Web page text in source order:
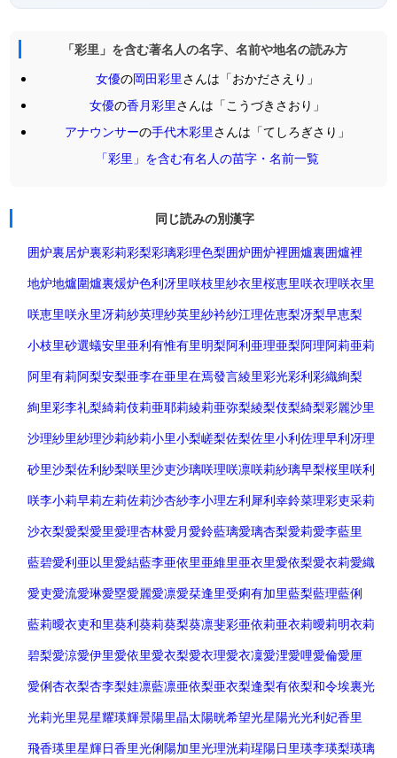
「彩里」を含む著名人の名字、名前や地名の読み方
女優の岡田彩里さんは「おかださえり」
女優の香月彩里さんは「こうづきさおり」
アナウンサーの手代木彩里さんは「てしろぎさり」
「彩里」を含む有名人の苗字・名前一覧
同じ読みの別漢字
囲炉裏居炉裏彩莉彩梨彩璃彩理色梨囲炉囲炉裡囲爐裏囲爐裡
地炉地爐圍爐裏煖炉色利冴里咲枝里紗衣里桜恵里咲衣理咲衣里
咲恵里咲永里冴莉紗英理紗英里紗衿紗江理佐恵梨冴梨早恵梨
小枝里砂選蟻安里亜利有惟有里明梨阿利亜理亜梨阿理阿莉亜莉
阿里有莉阿梨安梨亜李在亜里在焉發言綾里彩光彩利彩織絢梨
絢里彩李礼梨綺莉伎莉亜耶莉綾莉亜弥梨綾梨伎梨綺梨彩麗沙里
沙理紗里紗理沙莉紗莉小里小梨嵯梨佐梨佐里小利佐理早利冴理
砂里沙梨佐利紗梨咲里沙吏沙璃咲理咲凛咲莉紗璃早梨桜里咲利
咲李小莉早莉左莉佐莉沙杏紗李小理左利犀利幸鈴菜理彩吏采莉
沙衣梨愛梨愛里愛理杏林愛月愛鈴藍璃愛璃杏梨愛莉愛李藍里
藍碧愛利亜以里愛結藍李亜依里亜維里亜衣里愛依梨愛衣莉愛織
愛吏愛流愛琳愛塁愛麗愛凛愛栞逢里受痢有加里藍梨藍理藍俐
藍莉曖衣吏和里葵利葵莉葵梨葵凛斐彩亜依莉亜衣莉曖莉明衣莉
碧梨愛涼愛伊里愛依里愛衣梨愛衣理愛衣凜愛浬愛哩愛倫愛厘
愛俐杏衣梨杏李梨娃凛藍凛亜依梨亜衣梨逢梨有依梨和令埃裏光
光莉光里晃星耀瑛輝景陽里晶太陽晄希望光星陽光光利妃香里
飛香瑛里星輝日香里光俐陽加里光理洸莉瑆陽日里瑛李瑛梨瑛璃